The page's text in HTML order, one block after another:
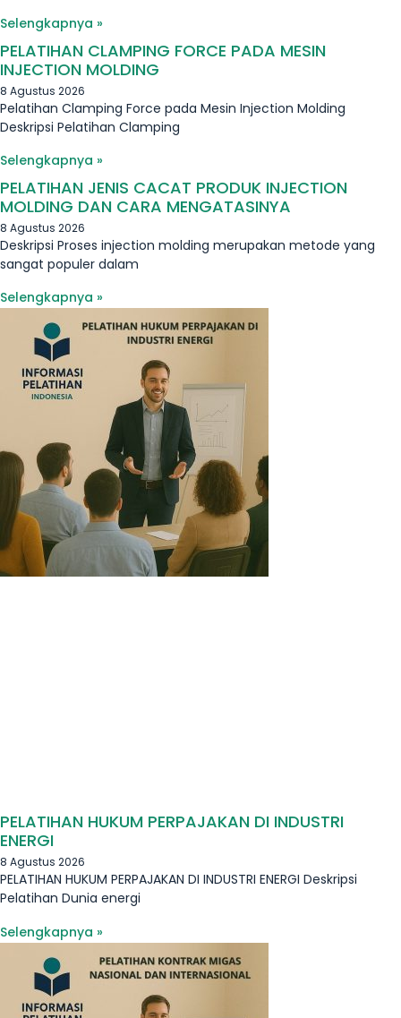
Selengkapnya »
PELATIHAN CLAMPING FORCE PADA MESIN
INJECTION MOLDING
8 Agustus 2026
Pelatihan Clamping Force pada Mesin Injection Molding
Deskripsi Pelatihan Clamping
Selengkapnya »
PELATIHAN JENIS CACAT PRODUK INJECTION
MOLDING DAN CARA MENGATASINYA
8 Agustus 2026
Deskripsi Proses injection molding merupakan metode yang
sangat populer dalam
Selengkapnya »
PELATIHAN HUKUM PERPAJAKAN DI INDUSTRI
ENERGI
8 Agustus 2026
PELATIHAN HUKUM PERPAJAKAN DI INDUSTRI ENERGI Deskripsi
Pelatihan Dunia energi
Selengkapnya »